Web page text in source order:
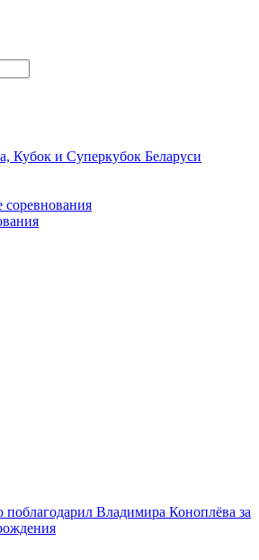
Кубок и Суперкубок Беларуси
поблагодарил Владимира Коноплёва за